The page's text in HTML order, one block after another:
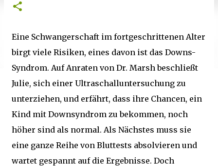
Eine Schwangerschaft im fortgeschrittenen Alter
birgt viele Risiken, eines davon ist das Downs-
Syndrom. Auf Anraten von Dr. Marsh beschließt
Julie, sich einer Ultraschalluntersuchung zu
unterziehen, und erfährt, dass ihre Chancen, ein
Kind mit Downsyndrom zu bekommen, noch
höher sind als normal. Als Nächstes muss sie
eine ganze Reihe von Bluttests absolvieren und
wartet gespannt auf die Ergebnisse. Doch